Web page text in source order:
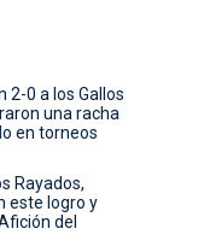
2-0 a los Gallos
una racha
en torneos
Rayados,
este logro y
del